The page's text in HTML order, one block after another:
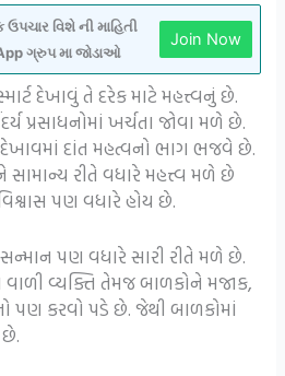
વિશે ની માહિતી
ગ્રુપ મા જોડાઓ
Join Now
દેખાવું તે દરેક માટે મહત્ત્વનું છે.
પ્રસાધનોમાં ખર્ચતા જોવા મળે છે.
દાંત મહત્વનો ભાગ ભજવે છે.
સામાન્ય રીતે વધારે મહત્ત્વ મળે છે
પણ વધારે હોય છે.
પણ વધારે સારી રીતે મળે છે.
વ્યક્તિ તેમજ બાળકોને મજાક,
પણ કરવો પડે છે. જેથી બાળકોમાં